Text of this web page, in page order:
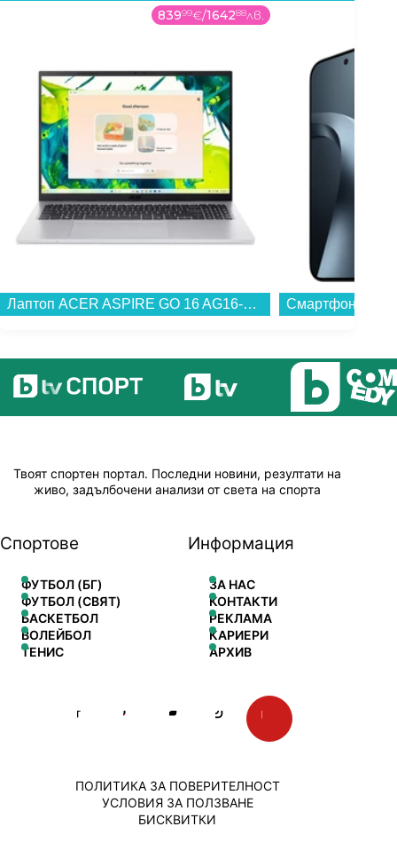
83999€/164288лв.
Лаптоп ACER ASPIRE GO 16 AG16-71P-791J NX.JTGEX.002 , 1000GB SSD , 16.00 , 32 , Intel Core 7 150U (10 cores) , Intel Graphics , Windows...
Твоят спортен портал. Последни новини, резултати на
живо, задълбочени анализи от света на спорта
Спортове
ФУТБОЛ (БГ)
ФУТБОЛ (СВЯТ)
БАСКЕТБОЛ
ВОЛЕЙБОЛ
ТЕНИС
Информация
ЗА НАС
КОНТАКТИ
РЕКЛАМА
КАРИЕРИ
АРХИВ
ПОЛИТИКА ЗА ПОВЕРИТЕЛНОСТ
УСЛОВИЯ ЗА ПОЛЗВАНЕ
БИСКВИТКИ